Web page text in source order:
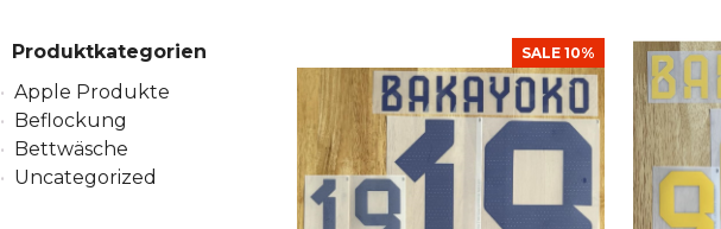
Produktkategorien
Apple Produkte
Beflockung
Bettwäsche
Uncategorized
SALE 10%